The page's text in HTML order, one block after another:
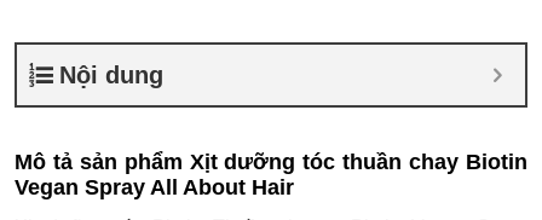
Nội dung
Mô tả sản phẩm Xịt dưỡng tóc thuần chay Biotin
Vegan Spray All About Hair